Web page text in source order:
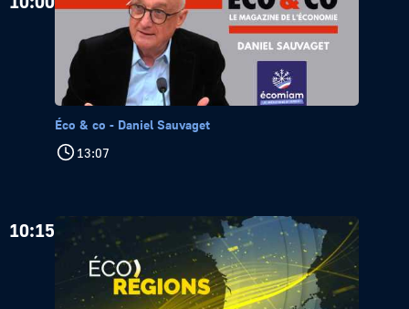
Éco & co - Daniel Sauvaget
13:07
10:15